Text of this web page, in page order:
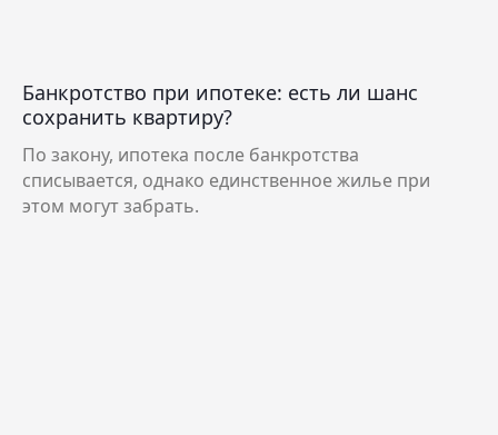
Банкротство при ипотеке: есть ли шанс
сохранить квартиру?
По закону, ипотека после банкротства
списывается, однако единственное жилье при
этом могут забрать.